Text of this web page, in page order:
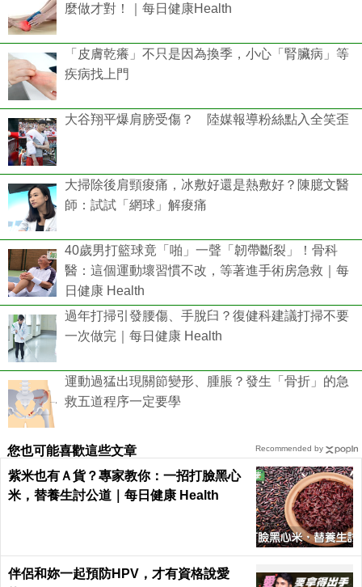
麼做才對！｜每日健康Health
「皮膚乾癢」不只是因為換季，小心「腎臟病」等
疾病找上門
大谷翔平爆肩膀受傷？ 陸媒報導粉絲點入全笑歪
大掃除後肩頸痠痛，冰敷好還是熱敷好？陳臆文醫
師：試試「網球」解痠痛
40歲男打籃球竟「啪」一聲「韌帶斷裂」！骨科
醫：這個運動壞習慣不改，等著進手術房急救｜每
日健康 Health
過年打掃引發腰傷、手脫臼？復健科建議打掃不要
一次做完｜每日健康 Health
運動過猛出現關節變形、腫脹？發生「骨折」的急
救五道程序一定要學
您也可能喜歡這些文章
紫米也有Ａ貨？專家教你：一招打臉黑心
米，替養生討公道｜每日健康 Health
伴侶和妳一起預防HPV，才有資格說愛
Recommended by